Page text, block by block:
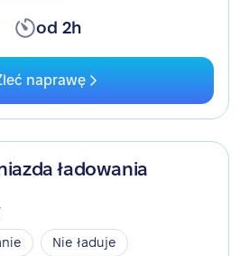
od 2h
naprawę
ładowania
Nie ładuje